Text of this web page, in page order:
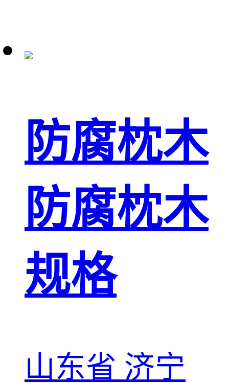
防腐枕木
防腐枕木
规格
山东省 济宁